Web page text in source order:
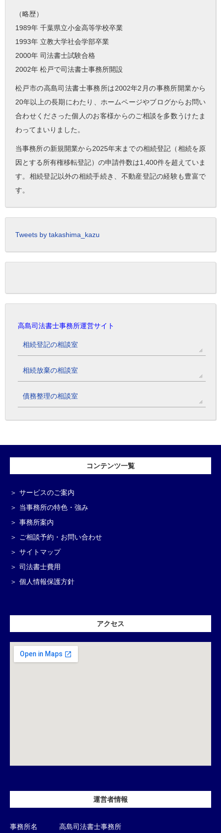
（略歴）
1989年 千葉県立小金高等学校卒業
1993年 立教大学社会学部卒業
2000年 司法書士試験合格
2002年 松戸で司法書士事務所開設
松戸市の高島司法書士事務所は2002年2月の事務所開業から
20年以上の長期にわたり、ホームページやブログからお問い
合わせくださった個人のお客様からのご相談を多数うけたま
わってまいりました。
当事務所の新規開業から2025年末までの相続登記（相続を原
因とする所有権移転登記）の申請件数は1,400件を超えていま
す。相続登記以外の相続手続き、不動産登記の経験も豊富で
す。
Tweets by takashima_kazu
高島司法書士事務所運営サイト
相続登記の相談室
相続放棄の相談室
債務整理の相談室
コンテンツ一覧
サービスのご案内
当事務所の特色・強み
事務所案内
ご相談予約・お問い合わせ
サイトマップ
司法書士費用
個人情報保護方針
アクセス
運営者情報
事務所名 高島司法書士事務所